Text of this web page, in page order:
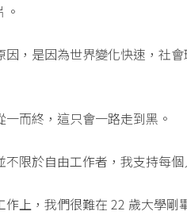
因，是因為世界變化快速，社
一而終，這只會一路走到黑。
不限於自由工作者，我支持每
作上，我們很難在 22 歲大學